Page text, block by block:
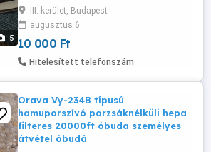
5
előre fizetés után mpl
csomagautomatába + 3000ft
III. kerület, Budapest
augusztus 6
10 000 Ft
Hitelesített telefonszám
Orava Vy-234B típusú
hamuporszívó porzsáknélküli hepa
filteres 20000ft óbuda személyes
átvétel óbudá